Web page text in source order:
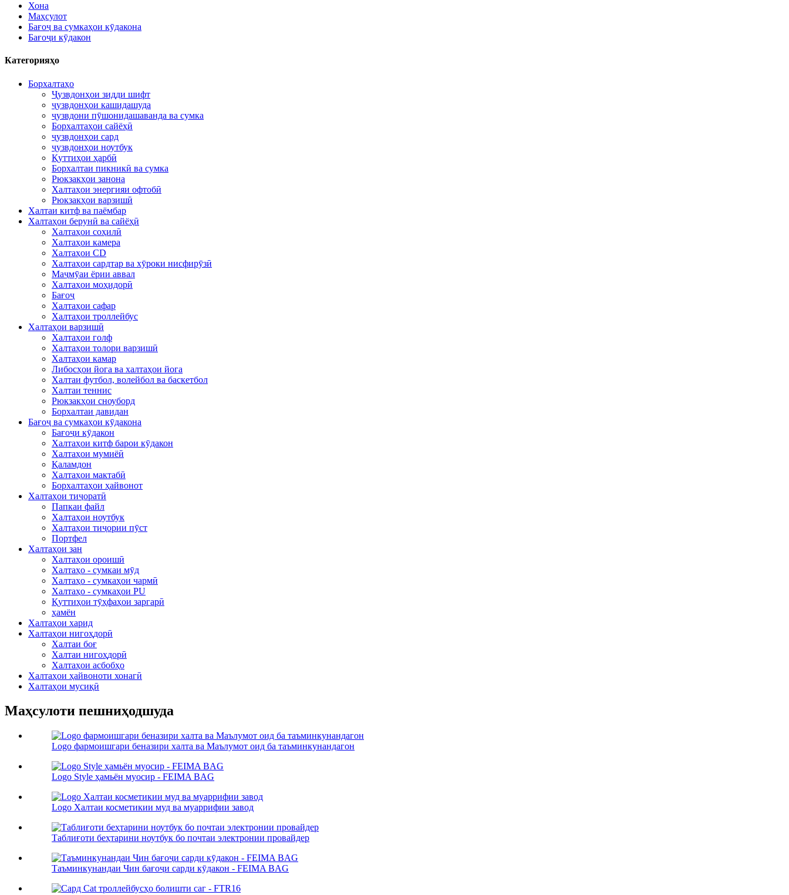
Хона
Маҳсулот
Бағоҷ ва сумкаҳои кӯдакона
Бағоҷи кӯдакон
Категорияҳо
Борхалтаҳо
Ҷузвдонҳои зидди шифт
ҷузвдонҳои кашидашуда
ҷузвдони пӯшонидашаванда ва сумка
Борхалтаҳои сайёҳӣ
ҷузвдонҳои сард
ҷузвдонҳои ноутбук
Қуттиҳои ҳарбӣ
Борхалтаи пикникӣ ва сумка
Рюкзакҳои занона
Халтаҳои энергияи офтобӣ
Рюкзакҳои варзишӣ
Халтаи китф ва паёмбар
Халтаҳои берунӣ ва сайёҳӣ
Халтаҳои соҳилӣ
Халтаҳои камера
Халтаҳои CD
Халтаҳои сардтар ва хӯроки нисфирӯзӣ
Маҷмӯаи ёрии аввал
Халтаҳои моҳидорӣ
Бағоҷ
Халтаҳои сафар
Халтаҳои троллейбус
Халтаҳои варзишӣ
Халтаҳои голф
Халтаҳои толори варзишӣ
Халтаҳои камар
Либосҳои йога ва халтаҳои йога
Халтаи футбол, волейбол ва баскетбол
Халтаи теннис
Рюкзакҳои сноуборд
Борхалтаи давидан
Бағоҷ ва сумкаҳои кӯдакона
Бағоҷи кӯдакон
Халтаҳои китф барои кӯдакон
Халтаҳои мумиёӣ
Қаламдон
Халтаҳои мактабӣ
Борхалтаҳои ҳайвонот
Халтаҳои тиҷоратӣ
Папкаи файл
Халтаҳои ноутбук
Халтаҳои тиҷории пӯст
Портфел
Халтаҳои зан
Халтаҳои ороишӣ
Халтаҳо - сумкаи мӯд
Халтаҳо - сумкаҳои чармӣ
Халтаҳо - сумкаҳои PU
Қуттиҳои тӯҳфаҳои заргарӣ
ҳамён
Халтаҳои харид
Халтаҳои нигоҳдорӣ
Халтаи боғ
Халтаи нигоҳдорӣ
Халтаҳои асбобҳо
Халтаҳои ҳайвоноти хонагӣ
Халтаҳои мусиқӣ
Маҳсулоти пешниҳодшуда
Logo фармоишгари беназири халта ва Маълумот оид ба таъминкунандагон
Logo Style ҳамьён муосир - FEIMA BAG
Logo Халтаи косметикии муд ва муаррифии завод
Таблиғоти беҳтарини ноутбук бо почтаи электронии провайдер
Таъминкунандаи Чин бағоҷи сарди кӯдакон - FEIMA BAG